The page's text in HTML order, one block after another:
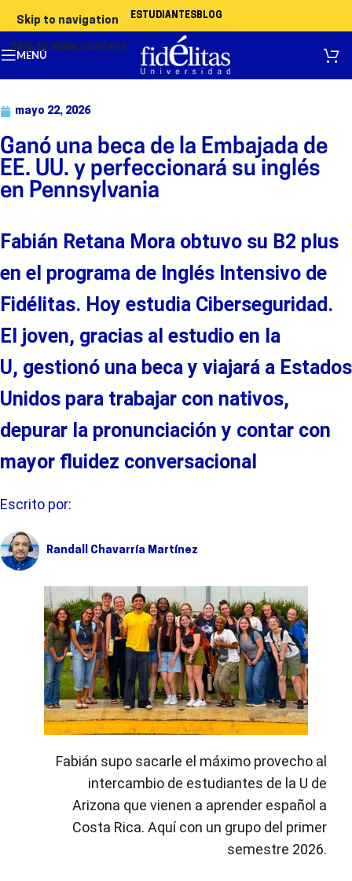
Skip to navigation
Skip to main content
ESTUDIANTESBLOG
MENÚ
mayo 22, 2026
Ganó una beca de la Embajada de
EE. UU. y perfeccionará su inglés
en Pennsylvania
Fabián Retana Mora obtuvo su B2 plus
en el programa de Inglés Intensivo de
Fidélitas. H oy estudia Ciberseguridad.
El joven, gracias al estudio en la
U, gestionó una beca y viajará a Estados
Unidos para trabajar con nativos,
depurar la pronunciación y contar con
mayor fluidez conversacional
Escrito por:
Randall Chavarría Martínez
Fabián supo sacarle el máximo provecho al
intercambio de estudiantes de la U de
Arizona que vienen a aprender español a
Costa Rica. Aquí con un grupo del primer
semestre 2026.